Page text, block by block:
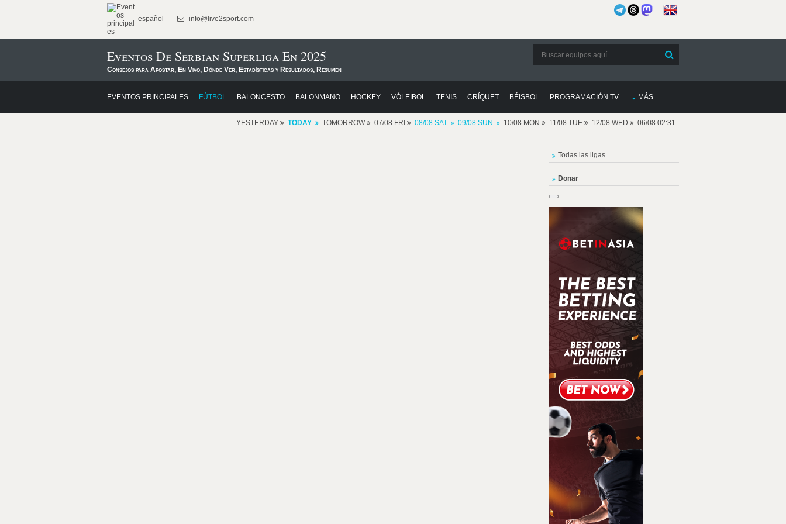
español info@live2sport.com
Eventos De Serbian Superliga En 2025
Consejos para Apostar, En Vivo, Dónde Ver, Estadísticas y Resultados, Resumen
EVENTOS PRINCIPALES FÚTBOL BALONCESTO BALONMANO HOCKEY VÓLEIBOL TENIS CRÍQUET BÉISBOL PROGRAMACIÓN TV MÁS
YESTERDAY TODAY TOMORROW 07/08 FRI 08/08 SAT 09/08 SUN 10/08 MON 11/08 TUE 12/08 WED 06/08 02:31
Todas las ligas
Donar